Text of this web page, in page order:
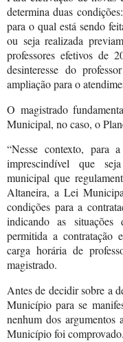
determina duas
para o qual está sendo
ou seja realizada
professores efetivos de
desinteresse do
ampliação para o
O magistrado
Municipal, no caso, o
“Nesse contexto, para
imprescindível que
municipal que
Altaneira, a Lei
condições para a
indicando as situações
permitida a contratação
carga horária de
magistrado.
Antes de decidir sobre a
Município para se
nenhum dos argumentos
Município foi comprovado.